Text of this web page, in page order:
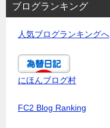
ブログランキング
人気ブログランキングへ
にほんブログ村
FC2 Blog Ranking